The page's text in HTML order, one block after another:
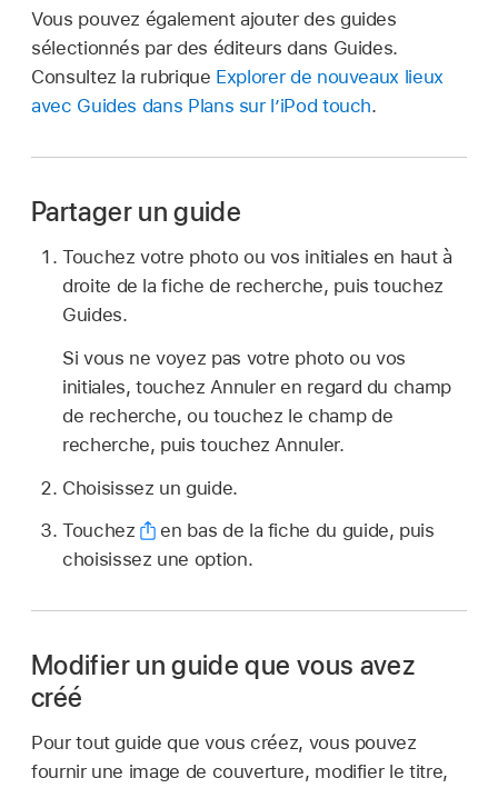
Vous pouvez également ajouter des guides
sélectionnés par des éditeurs dans Guides.
Consultez la rubrique Explorer de nouveaux lieux
avec Guides dans Plans sur l’iPod touch.
Partager un guide
Touchez votre photo ou vos initiales en haut à
droite de la fiche de recherche, puis touchez
Guides.
Si vous ne voyez pas votre photo ou vos
initiales, touchez Annuler en regard du champ
de recherche, ou touchez le champ de
recherche, puis touchez Annuler.
Choisissez un guide.
Touchez
en bas de la fiche du guide, puis
choisissez une option.
Modifier un guide que vous avez
créé
Pour tout guide que vous créez, vous pouvez
fournir une image de couverture, modifier le titre,